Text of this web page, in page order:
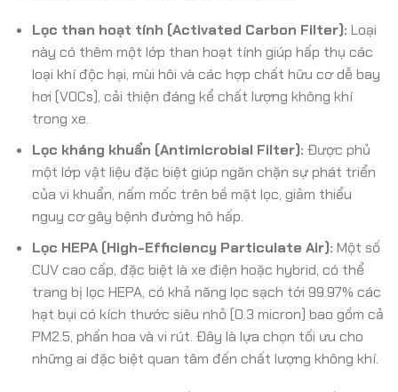
Lọc than hoạt tính (Activated Carbon Filter): Loại
này có thêm một lớp than hoạt tính giúp hấp thụ các
loại khí độc hại, mùi hôi và các hợp chất hữu cơ dễ bay
hơi (VOCs), cải thiện đáng kể chất lượng không khí
trong xe.
Lọc kháng khuẩn (Antimicrobial Filter): Được phủ
một lớp vật liệu đặc biệt giúp ngăn chặn sự phát triển
của vi khuẩn, nấm mốc trên bề mặt lọc, giảm thiểu
nguy cơ gây bệnh đường hô hấp.
Lọc HEPA (High-Efficiency Particulate Air): Một số
CUV cao cấp, đặc biệt là xe điện hoặc hybrid, có thể
trang bị lọc HEPA, có khả năng lọc sạch tới 99.97% các
hạt bụi có kích thước siêu nhỏ (0.3 micron) bao gồm cả
PM2.5, phấn hoa và vi rút. Đây là lựa chọn tối ưu cho
những ai đặc biệt quan tâm đến chất lượng không khí.